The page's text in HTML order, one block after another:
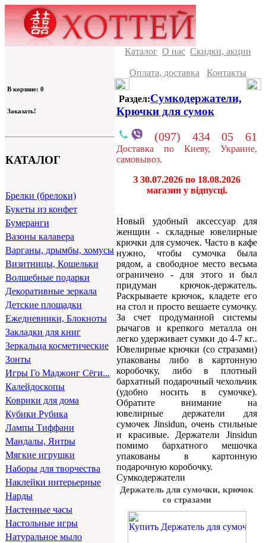
В корзине: 0
Заказать!
КАТАЛОГ
Брелки (брелоки)
Букеты из конфет
Бумеранги
Вазоны калавера
Варганы, дрымбы, хомусы
Визитницы, Кошельки
Волшебные подарки
Декоративные зеркала
Детские площадки
Ежедневники, Блокноты
Закладки для книг
Зеркальца косметические
Зонты
Игры Го Маджонг Сёги...
Калейдоскопы
Коврики для дома
Кубики Рубика
Лампы Тиффани
Мандалы, Янтры
Мягкие игрушки
Наборы для творчества
Наклейки интерьерные
Нарды
Настенные часы
Настольные игры
Натуральное мыло
Каталог О нас Скидки, акции
Оплата, доставка Контакты
Раздел:Сумкодержатели,
Крючки для сумок
(097) 434 05 61
Доставка по Киеву, Украине,
самовывоз.
З 30.07.2026 по 18.08.2026
магазин у відпусці.
Новый удобный аксессуар для
женщин - складные ювелирные
крючки для сумочек. Часто в кафе
нужно, чтобы сумочка была
рядом, а свободное место весьма
ограничено - для этого и был
придуман крючок-держатель.
Раскрываете крючок, кладете его
на стол и просто вешаете сумочку.
За счет продуманной системы
рычагов и крепкого металла он
легко удерживает сумки до 4-7 кг..
Ювелирные крючки (со стразами)
упакованы либо в картонную
коробочку, либо в плотный
бархатный подарочный чехольчик
(удобно носить в сумочке).
Обратите внимание на
ювелирные держатели для
сумочек Jinsidun, очень стильные
и красивые. Держатели Jinsidun
помимо бархатного мешочка
упакованы в картонную
подарочную коробочку.
Сумкодержатели
Держатель для сумочки, крючок
со стразами